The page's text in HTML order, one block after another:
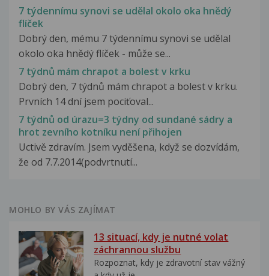
7 týdennímu synovi se udělal okolo oka hnědý
flíček
Dobrý den, mému 7 týdennímu synovi se udělal
okolo oka hnědý flíček - může se...
7 týdnů mám chrapot a bolest v krku
Dobrý den, 7 týdnů mám chrapot a bolest v krku.
Prvních 14 dní jsem pociťoval...
7 týdnů od úrazu=3 týdny od sundané sádry a
hrot zevního kotníku není přihojen
Uctivě zdravím. Jsem vyděšena, když se dozvídám,
že od 7.7.2014(podvrtnutí...
MOHLO BY VÁS ZAJÍMAT
13 situací, kdy je nutné volat
záchrannou službu
Rozpoznat, kdy je zdravotní stav vážný